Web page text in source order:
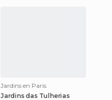
Jardins en Paris
Jardins das Tulherias